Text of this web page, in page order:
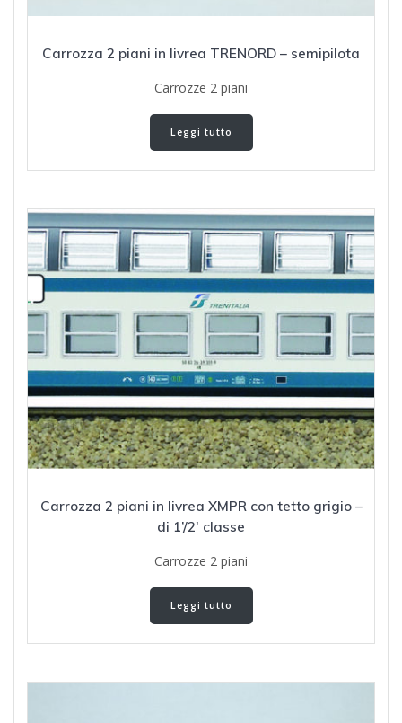
Carrozza 2 piani in livrea TRENORD – semipilota
Carrozze 2 piani
Leggi tutto
Carrozza 2 piani in livrea XMPR con tetto grigio –
di 1’/2′ classe
Carrozze 2 piani
Leggi tutto